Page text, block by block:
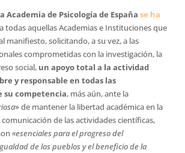
Academia de Psicología de España se ha
a todas aquellas Academias e Instituciones que
manifiesto, solicitando, a su vez, a las
comprometidas con la investigación, la
social, un apoyo total a la actividad
y responsable en todas las
su competencia, más aún, ante la
» de mantener la libertad académica en la
de las actividades científicas,
«esenciales para el progreso del
de los pueblos y el beneficio de la